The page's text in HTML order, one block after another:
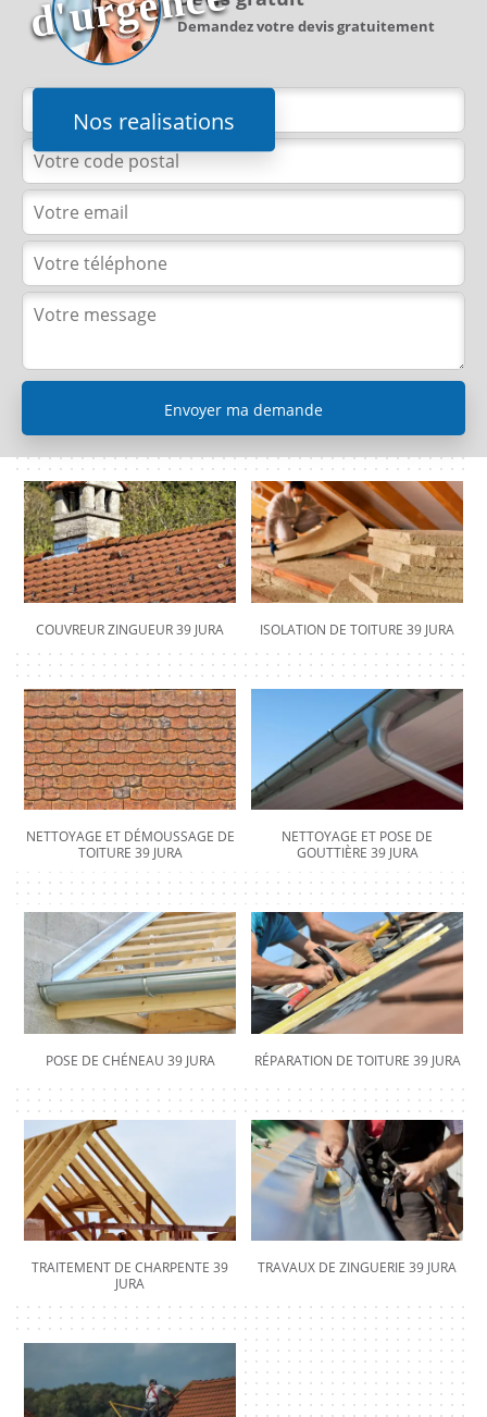
Nos realisations
Demandez votre devis gratuitement
COUVREUR ZINGUEUR 39 JURA ISOLATION DE TOITURE 39 JURA
NETTOYAGE ET DÉMOUSSAGE DE
TOITURE 39 JURA
NETTOYAGE ET POSE DE
GOUTTIÈRE 39 JURA
POSE DE CHÉNEAU 39 JURA RÉPARATION DE TOITURE 39 JURA
TRAITEMENT DE CHARPENTE 39
JURA
TRAVAUX DE ZINGUERIE 39 JURA